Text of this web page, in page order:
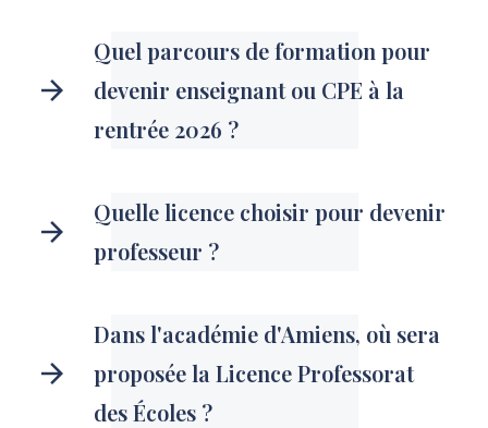
Quel parcours de formation pour
devenir enseignant ou CPE à la
rentrée 2026 ?
Quelle licence choisir pour devenir
professeur ?
Dans l'académie d'Amiens, où sera
proposée la Licence Professorat
des Écoles ?